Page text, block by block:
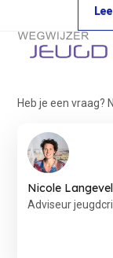
Terug naar de
Heb je een vraag?
Nicole
Adviseur